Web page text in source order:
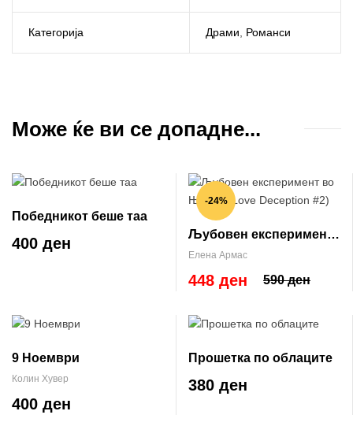
Категорија Драми Романси
Може ќе ви се допадне...
Победникот беше таа
400 ден
-24%
Љубовен експеримент
во Њујорк (Love
Deception #2)
Елена Армас
590 ден
448 ден
9 Ноември
Колин Хувер
400 ден
Прошетка по облаците
380 ден